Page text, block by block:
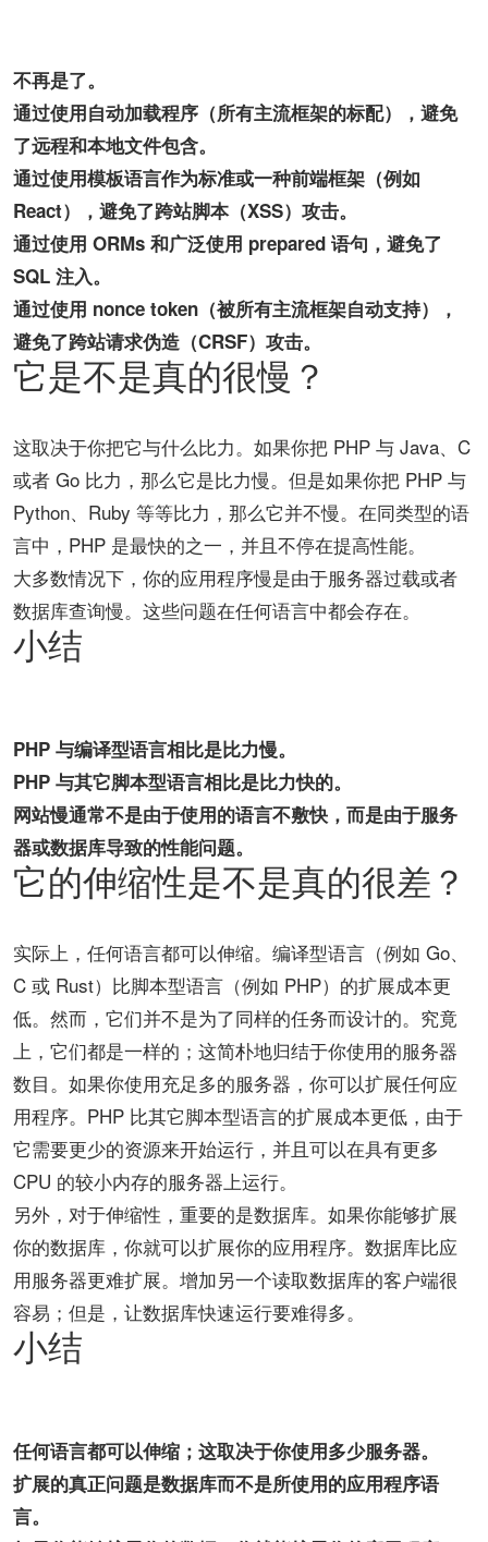
不再是了。
通过使用自动加载程序（所有主流框架的标配），避免
了远程和本地文件包含。
通过使用模板语言作为标准或一种前端框架（例如
React），避免了跨站脚本（XSS）攻击。
通过使用 ORMs 和广泛使用 prepared 语句，避免了
SQL 注入。
通过使用 nonce token（被所有主流框架自动支持），
避免了跨站请求伪造（CRSF）攻击。
它是不是真的很慢？
这取决于你把它与什么比力。如果你把 PHP 与 Java、C
或者 Go 比力，那么它是比力慢。但是如果你把 PHP 与
Python、Ruby 等等比力，那么它并不慢。在同类型的语
言中，PHP 是最快的之一，并且不停在提高性能。
大多数情况下，你的应用程序慢是由于服务器过载或者
数据库查询慢。这些问题在任何语言中都会存在。
小结
PHP 与编译型语言相比是比力慢。
PHP 与其它脚本型语言相比是比力快的。
网站慢通常不是由于使用的语言不敷快，而是由于服务
器或数据库导致的性能问题。
它的伸缩性是不是真的很差？
实际上，任何语言都可以伸缩。编译型语言（例如 Go、
C 或 Rust）比脚本型语言（例如 PHP）的扩展成本更
低。然而，它们并不是为了同样的任务而设计的。究竟
上，它们都是一样的；这简朴地归结于你使用的服务器
数目。如果你使用充足多的服务器，你可以扩展任何应
用程序。PHP 比其它脚本型语言的扩展成本更低，由于
它需要更少的资源来开始运行，并且可以在具有更多
CPU 的较小内存的服务器上运行。
另外，对于伸缩性，重要的是数据库。如果你能够扩展
你的数据库，你就可以扩展你的应用程序。数据库比应
用服务器更难扩展。增加另一个读取数据库的客户端很
容易；但是，让数据库快速运行要难得多。
小结
任何语言都可以伸缩；这取决于你使用多少服务器。
扩展的真正问题是数据库而不是所使用的应用程序语
言。